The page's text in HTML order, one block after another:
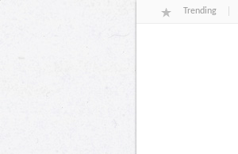
Trending